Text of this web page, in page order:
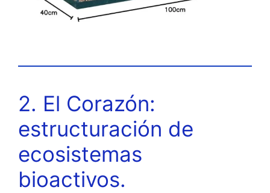
2. El Corazón:
estructuración de
ecosistemas
bioactivos.